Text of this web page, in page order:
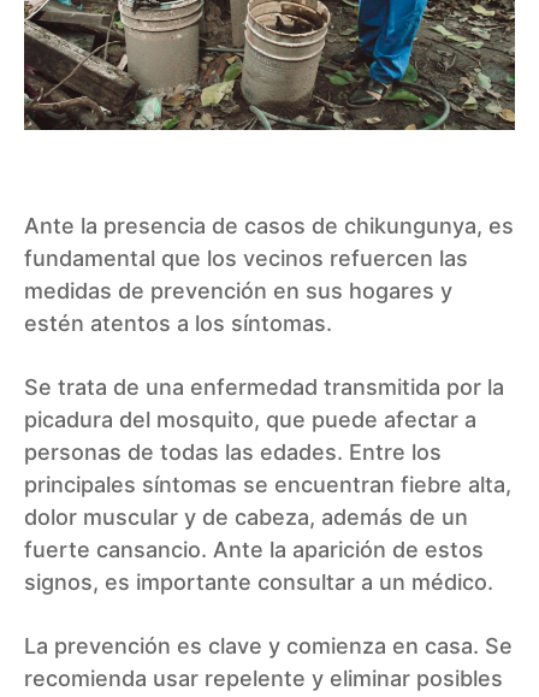
Ante la presencia de casos de chikungunya, es
fundamental que los vecinos refuercen las
medidas de prevención en sus hogares y
estén atentos a los síntomas.
Se trata de una enfermedad transmitida por la
picadura del mosquito, que puede afectar a
personas de todas las edades. Entre los
principales síntomas se encuentran fiebre alta,
dolor muscular y de cabeza, además de un
fuerte cansancio. Ante la aparición de estos
signos, es importante consultar a un médico.
La prevención es clave y comienza en casa. Se
recomienda usar repelente y eliminar posibles